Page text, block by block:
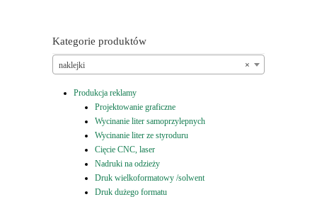
Kategorie produktów
×
naklejki
Produkcja reklamy
Projektowanie graficzne
Wycinanie liter samoprzylepnych
Wycinanie liter ze styroduru
Cięcie CNC, laser
Nadruki na odzieży
Druk wielkoformatowy /solwent
Druk dużego formatu